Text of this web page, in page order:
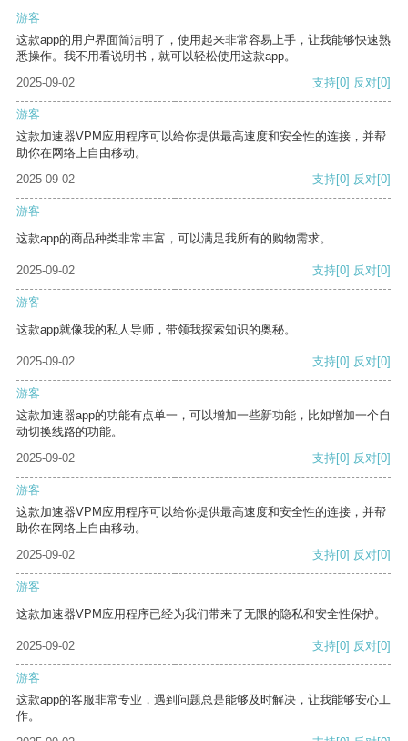
游客
这款app的用户界面简洁明了，使用起来非常容易上手，让我能够快速熟
悉操作。我不用看说明书，就可以轻松使用这款app。
2025-09-02
支持[0] 反对[0]
游客
这款加速器VPM应用程序可以给你提供最高速度和安全性的连接，并帮
助你在网络上自由移动。
2025-09-02
支持[0] 反对[0]
游客
这款app的商品种类非常丰富，可以满足我所有的购物需求。
2025-09-02 支持[0] 反对[0]
游客
这款app就像我的私人导师，带领我探索知识的奥秘。
2025-09-02 支持[0] 反对[0]
游客
这款加速器app的功能有点单一，可以增加一些新功能，比如增加一个自
动切换线路的功能。
2025-09-02
支持[0] 反对[0]
游客
这款加速器VPM应用程序可以给你提供最高速度和安全性的连接，并帮
助你在网络上自由移动。
2025-09-02
支持[0] 反对[0]
游客
这款加速器VPM应用程序已经为我们带来了无限的隐私和安全性保护。
2025-09-02 支持[0] 反对[0]
游客
这款app的客服非常专业，遇到问题总是能够及时解决，让我能够安心工
作。